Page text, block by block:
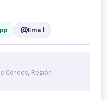
Email
Condes, Región